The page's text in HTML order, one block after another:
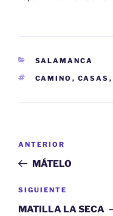
CATEGORÍAS
SALAMANCA
ETIQUETAS
CAMINO , CASAS ,
entradas
Entrada
anterior:
ANTERIOR
MÁTELO
Siguiente
entrada
SIGUIENTE
MATILLA LA SECA